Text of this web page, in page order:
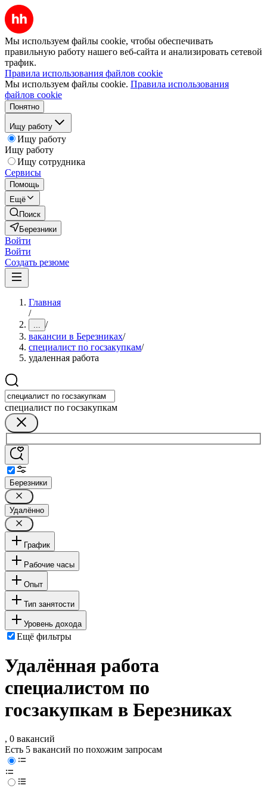
Мы используем файлы cookie, чтобы обеспечивать
правильную работу нашего веб-сайта и анализировать сетевой
трафик.
Правила использования файлов cookie
Мы используем файлы cookie. Правила использования
файлов cookie
Понятно
Ищу работу
Ищу работу
Ищу работу
Ищу сотрудника
Сервисы
Помощь
Ещё
Поиск
Березники
Войти
Войти
Создать резюме
Главная
/
... /
вакансии в Березниках/
специалист по госзакупкам/
удаленная работа
специалист по госзакупкам
Березники
Удалённо
График
Рабочие часы
Опыт
Тип занятости
Уровень дохода
Ещё фильтры
Удалённая работа
специалистом по
госзакупкам в Березниках
, 0 вакансий
Есть 5 вакансий по похожим запросам